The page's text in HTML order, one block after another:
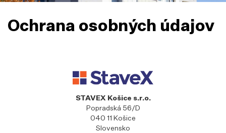
Ochrana osobných údajov
STAVEX Košice s.r.o.
Popradská 56/D
040 11 Košice
Slovensko